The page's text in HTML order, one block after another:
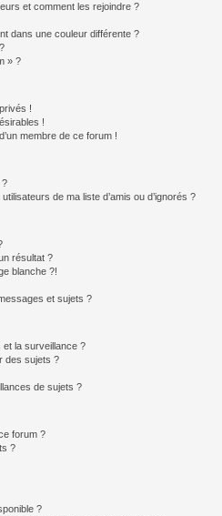
et comment les rejoindre ?
dans une couleur différente ?
» ?
!
!
membre de ce forum !
?
de ma liste d’amis ou d’ignorés ?
résultat ?
blanche ?!
et sujets ?
et la surveillance ?
des sujets ?
de sujets ?
forum ?
?
?